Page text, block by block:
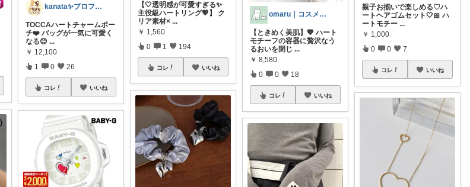
kanata✨プロフ写真変えました🐈
TOCCAハートチャームポー
チ❤️ バッグが一気に可愛く
なる😊 ...
￥ 12,100
1 0 26
コレ いいね
【🤍透明感が可愛すぎる✨
主役級ハートリング💖】 ク
リア素材× ...
￥ 1,560
0 1 194
コレ いいね
omaru｜コスメと大人女子の暮らし
【ときめく美肌】💖 ハート
モチーフの容器に贅沢なう
るおいを閉じ ...
￥ 8,580
0 0 18
コレ いいね
親子お揃いで楽しめる♡ハ
ートヘアゴムセット🤍🎀 ハ
ートモチー ...
￥ 1,000
0 0 7
コレ いいね